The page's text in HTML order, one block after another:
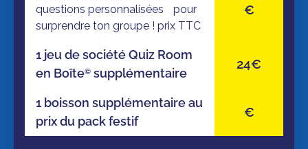
questions personnalisées pour
surprendre ton groupe ! prix TTC
€
1 jeu de société Quiz Room
en Boîte© supplémentaire
24€
1 boisson supplémentaire au
prix du pack festif
€